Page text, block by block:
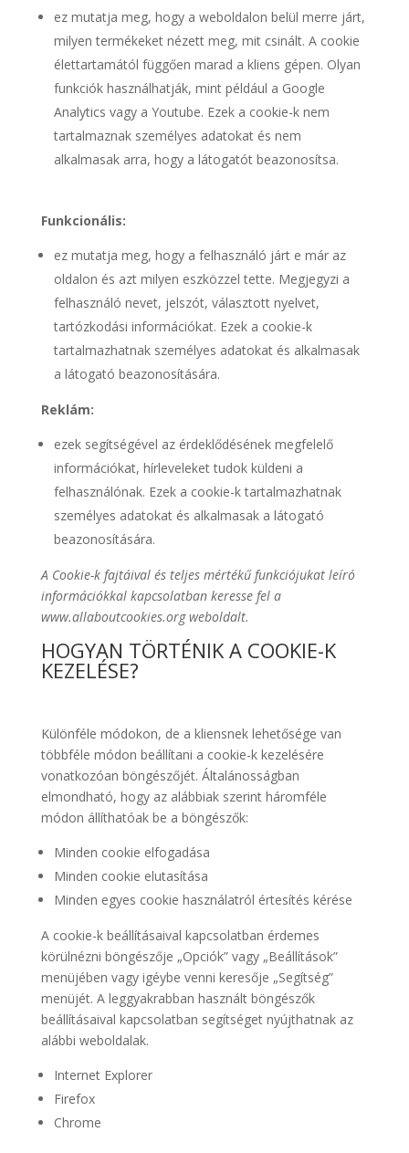
ez mutatja meg, hogy a weboldalon belül merre járt,
milyen termékeket nézett meg, mit csinált. A cookie
élettartamától függően marad a kliens gépen. Olyan
funkciók használhatják, mint például a Google
Analytics vagy a Youtube. Ezek a cookie-k nem
tartalmaznak személyes adatokat és nem
alkalmasak arra, hogy a látogatót beazonosítsa.
Funkcionális:
ez mutatja meg, hogy a felhasználó járt e már az
oldalon és azt milyen eszközzel tette. Megjegyzi a
felhasználó nevet, jelszót, választott nyelvet,
tartózkodási információkat. Ezek a cookie-k
tartalmazhatnak személyes adatokat és alkalmasak
a látogató beazonosítására.
Reklám:
ezek segítségével az érdeklődésének megfelelő
információkat, hírleveleket tudok küldeni a
felhasználónak. Ezek a cookie-k tartalmazhatnak
személyes adatokat és alkalmasak a látogató
beazonosítására.
A Cookie-k fajtáival és teljes mértékű funkciójukat leíró
információkkal kapcsolatban keresse fel a
www.allaboutcookies.org weboldalt.
HOGYAN TÖRTÉNIK A COOKIE-K
KEZELÉSE?
Különféle módokon, de a kliensnek lehetősége van
többféle módon beállítani a cookie-k kezelésére
vonatkozóan böngészőjét. Általánosságban
elmondható, hogy az alábbiak szerint háromféle
módon állíthatóak be a böngészők:
Minden cookie elfogadása
Minden cookie elutasítása
Minden egyes cookie használatról értesítés kérése
A cookie-k beállításaival kapcsolatban érdemes
körülnézni böngészője „Opciók” vagy „Beállítások”
menüjében vagy igéybe venni keresője „Segítség”
menüjét. A leggyakrabban használt böngészők
beállításaival kapcsolatban segítséget nyújthatnak az
alábbi weboldalak.
Internet Explorer
Firefox
Chrome